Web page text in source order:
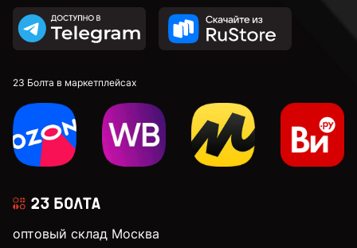
23 Болта в маркетплейсах
оптовый склад Москва